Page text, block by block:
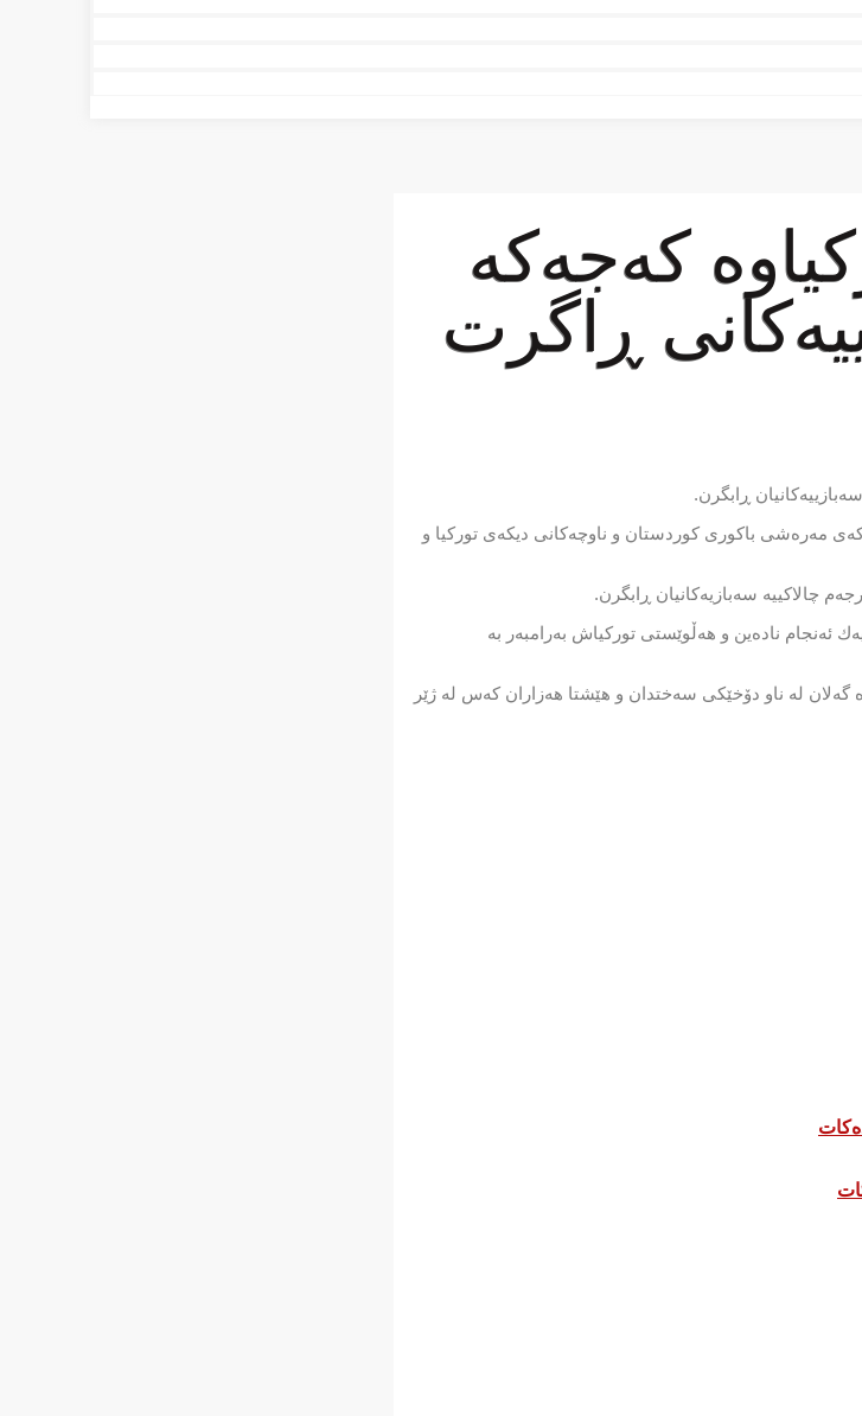
كه‌جه‌كه‌
ڕاگرت
ڕابگرن.
مه‌ره‌شی باكوری كوردستان و ناوچه‌كانی دیكه‌ی توركیا و
چالاكییه‌ سه‌بازیه‌كانیان ڕابگرن.
ئه‌نجام ناده‌ین و هه‌ڵوێستی توركیاش به‌رامبه‌ر به‌
گه‌لان له‌ ناو دۆخێكی سه‌ختدان و هێشتا هه‌زاران كه‌س له‌ ژێر